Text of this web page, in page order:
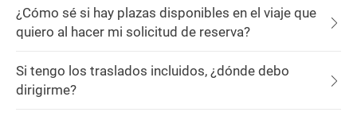
¿Cómo sé si hay plazas disponibles en el viaje que
quiero al hacer mi solicitud de reserva?
Si tengo los traslados incluidos, ¿dónde debo
dirigirme?